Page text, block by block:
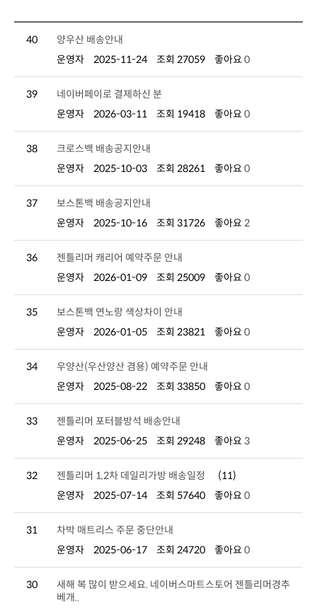
40
양우산 배송안내
운영자
2025-11-24 조회 27059 좋아요 0
39
네이버페이로 결제하신 분
운영자
2026-03-11 조회 19418 좋아요 0
38
크로스백 배송공지안내
운영자
2025-10-03 조회 28261 좋아요 0
37
보스톤백 배송공지안내
운영자
2025-10-16 조회 31726 좋아요 2
36
젠틀리머 캐리어 예약주문 안내
운영자
2026-01-09 조회 25009 좋아요 0
35
보스톤백 연노랑 색상차이 안내
운영자
2026-01-05 조회 23821 좋아요 0
34
우양산(우산양산 겸용) 예약주문 안내
운영자
2025-08-22 조회 33850 좋아요 0
33
젠틀리머 포터블방석 배송안내
운영자
2025-06-25 조회 29248 좋아요 3
32 젠틀리머 1,2차 데일리가방 배송일정
(11)
운영자
2025-07-14 조회 57640 좋아요 0
31
차박 매트리스 주문 중단안내
운영자
2025-06-17 조회 24720 좋아요 0
30
베개..